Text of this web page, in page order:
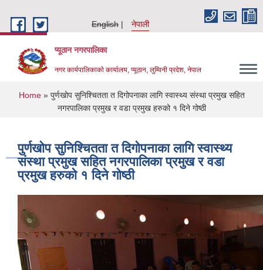
English
नेपाली
प्यूठान नगरपालिका
नगर कार्यपालिकाकाे कार्यालय, प्यूठान, लुम्विनी प्रदेश, नेपाल
You are here
Home» पुर्णखोप सुनिश्चितता त दिगोपनाका लागि स्वास्थ्य संस्था प्रमुख सहित
नगरपालिका प्रमुख र वडा प्रमुख हरुको १ दिने गोष्ठी
पुर्णखोप सुनिश्चितता त दिगोपनाका लागि स्वास्थ्य
संस्था प्रमुख सहित नगरपालिका प्रमुख र वडा
प्रमुख हरुको १ दिने गोष्ठी